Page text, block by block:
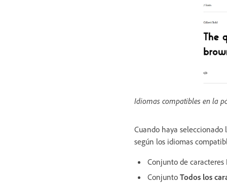
Idiomas compatibles en la
Cuando haya seleccionado
según los idiomas
Conjunto de caracteres
Conjunto Todos los